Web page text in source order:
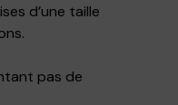
d’une taille
pas de